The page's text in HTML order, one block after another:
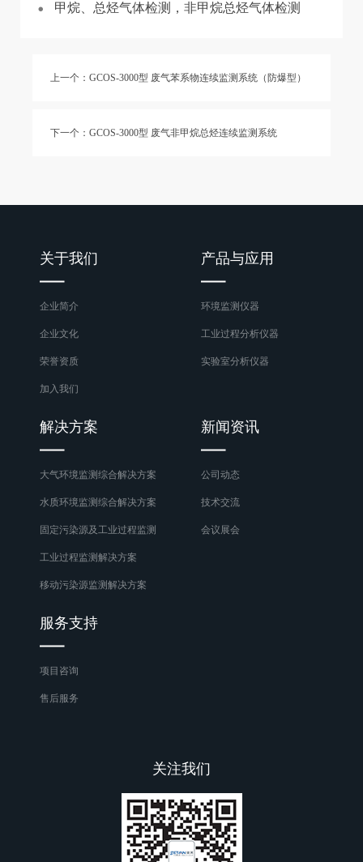
甲烷、总烃气体检测，非甲烷总烃气体检测
上一个：GCOS-3000型 废气苯系物连续监测系统（防爆型）
下一个：GCOS-3000型 废气非甲烷总烃连续监测系统
关于我们
企业简介
企业文化
荣誉资质
加入我们
产品与应用
环境监测仪器
工业过程分析仪器
实验室分析仪器
解决方案
大气环境监测综合解决方案
水质环境监测综合解决方案
固定污染源及工业过程监测
工业过程监测解决方案
移动污染源监测解决方案
新闻资讯
公司动态
技术交流
会议展会
服务支持
项目咨询
售后服务
关注我们